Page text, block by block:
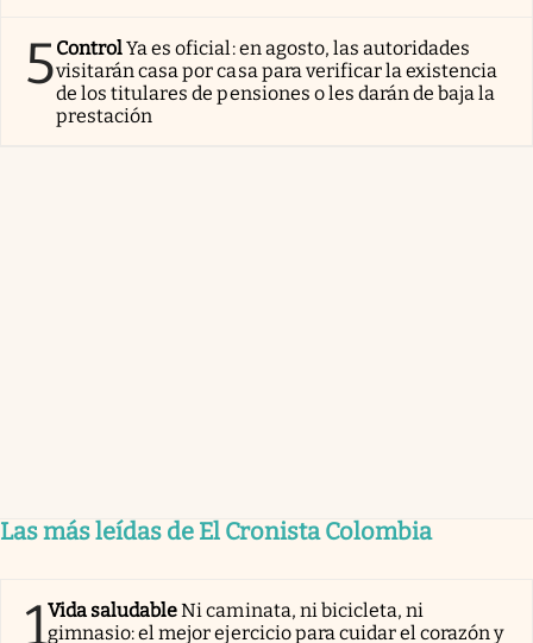
5ControlYa es oficial: en agosto, las autoridades
visitarán casa por casa para verificar la existencia
de los titulares de pensiones o les darán de baja la
prestación
Las más leídas de El Cronista Colombia
1Vida saludableNi caminata, ni bicicleta, ni
gimnasio: el mejor ejercicio para cuidar el corazón y